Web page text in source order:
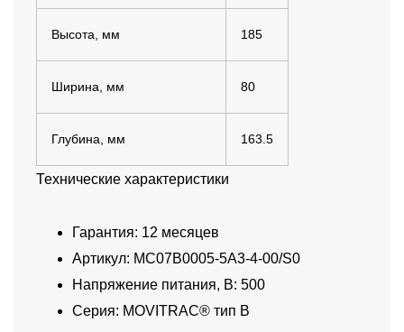
Высота, мм 185
Ширина, мм 80
Глубина, мм 163.5
Технические характеристики
Гарантия: 12 месяцев
Артикул: MC07B0005-5A3-4-00/S0
Напряжение питания, В: 500
Серия: MOVITRAC® тип B